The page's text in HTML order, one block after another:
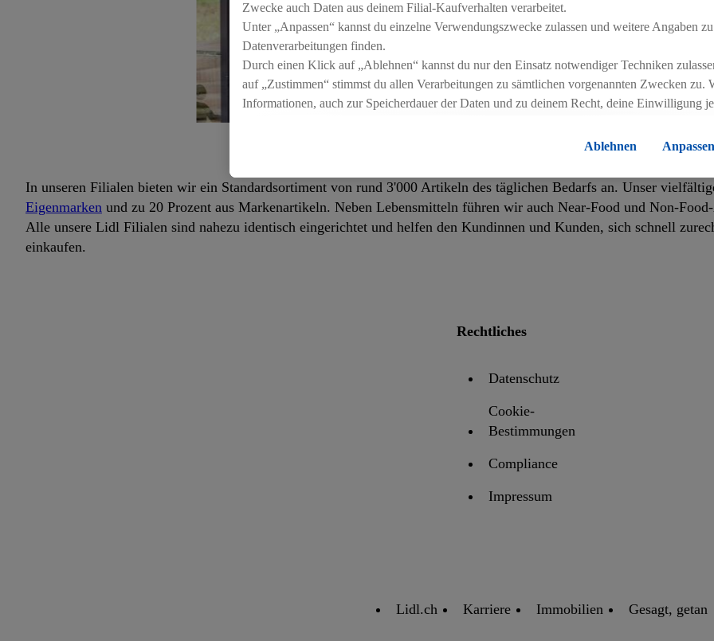
WAS IST SO BESONDERS AN LIDL
In unseren Filialen bieten wir ein Standardsortiment von rund 3'000 Artikeln des täglichen Bedarfs an. Unser
Eigenmarken und zu 20 Prozent aus Markenartikeln. Neben Lebensmitteln führen wir auch Near-Food und Non-
Alle unsere Lidl Filialen sind nahezu identisch eingerichtet und helfen den Kundinnen und Kunden, sich schnell
einkaufen.
Rechtliches
Datenschutz
Cookie-
Bestimmungen
Compliance
Impressum
Lidl.ch Karriere Immobilien Gesagt, getan
Zwecke auch Daten aus deinem Filial-Kaufverhalten verarbeitet.
Unter „Anpassen“ kannst du einzelne Verwendungszwecke zulassen und weitere Angaben
Datenverarbeitungen finden.
Durch einen Klick auf „Ablehnen“ kannst du nur den Einsatz notwendiger Techniken
auf „Zustimmen“ stimmst du allen Verarbeitungen zu sämtlichen vorgenannten Zwecken zu.
Informationen, auch zur Speicherdauer der Daten und zu deinem Recht, deine Einwilligung
Ablehnen
Anpassen